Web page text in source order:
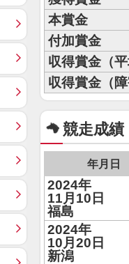
本賞金
付加賞金
収得賞金（平
収得賞金（障
競走成績
年月日
2024年
11月10日
福島
2024年
10月20日
新潟